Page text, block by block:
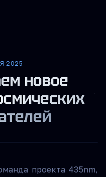
2025
новое
проекта 435nm,